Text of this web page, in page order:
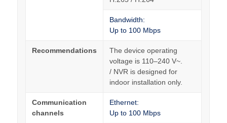
Bandwidth:
Up to 100 Mbps
Recommendations
The device operating
voltage is 110–240 V~.
/ NVR is designed for
indoor installation only.
Communication
channels
Ethernet:
Up to 100 Mbps